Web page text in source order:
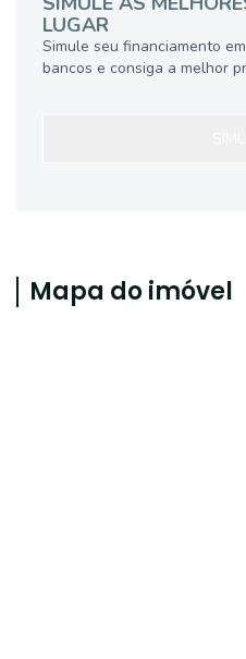
LUGAR
Simule seu financiamento
bancos e consiga a melhor
Mapa do imóvel